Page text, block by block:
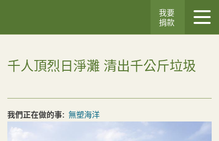
我要
捐款
千人頂烈日淨灘 清出千公斤垃圾
我們正在做的事: 無塑海洋